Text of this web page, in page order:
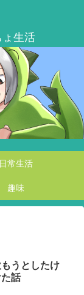
日常生活
趣味
うとしたけ
話